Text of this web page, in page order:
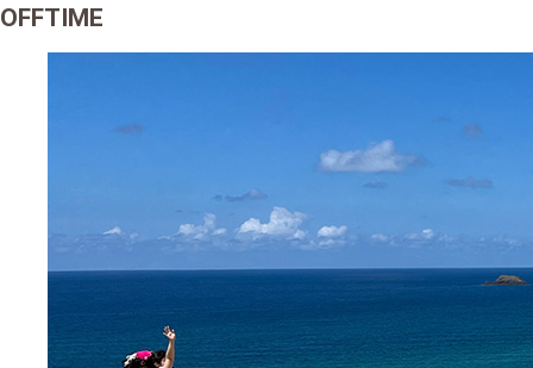
OFFTIME